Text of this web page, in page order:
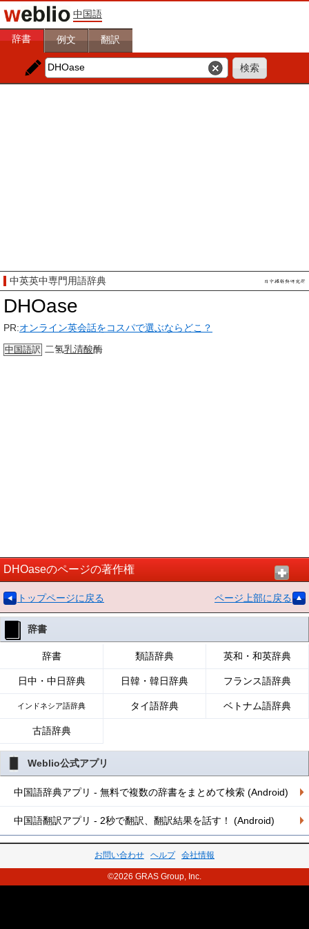
中国語
辞書 例文 翻訳
中英英中専門用語辞典
DHOase
PR:オンライン英会話をコスパで選ぶならどこ？
中国語訳 二氢乳清酸酶
DHOaseのページの著作権
トップページに戻る ページ上部に戻る
辞書
辞書 類語辞典 英和・和英辞典
日中・中日辞典 日韓・韓日辞典 フランス語辞典
インドネシア語辞典 タイ語辞典 ベトナム語辞典
古語辞典
Weblio公式アプリ
中国語辞典アプリ - 無料で複数の辞書をまとめて検索 (Android)
中国語翻訳アプリ - 2秒で翻訳、翻訳結果を話す！ (Android)
お問い合わせ ヘルプ 会社情報
©2026 GRAS Group, Inc.